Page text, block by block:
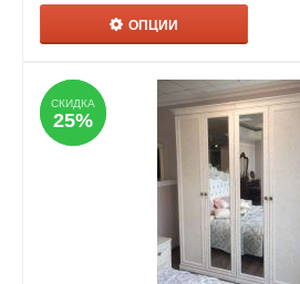
ОПЦИИ
СКИДКА
25%
СКИДКА
25%